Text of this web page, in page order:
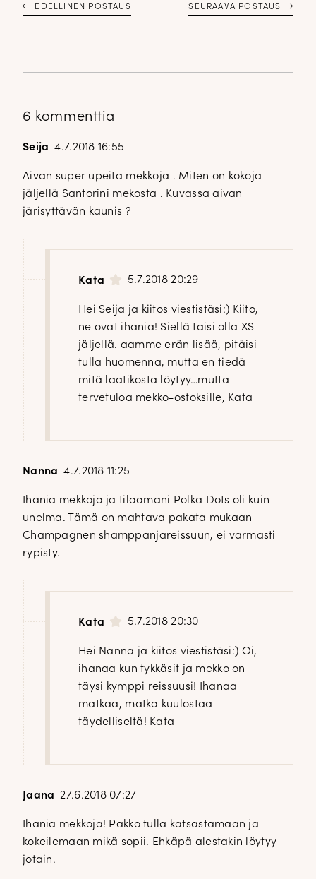
EDELLINEN POSTAUS SEURAAVA POSTAUS
6 kommenttia
Seija 4.7.2018 16:55
Aivan super upeita mekkoja . Miten on kokoja
jäljellä Santorini mekosta . Kuvassa aivan
järisyttävän kaunis ?
Kata 5.7.2018 20:29
Hei Seija ja kiitos viestistäsi:) Kiito,
ne ovat ihania! Siellä taisi olla XS
jäljellä. aamme erän lisää, pitäisi
tulla huomenna, mutta en tiedä
mitä laatikosta löytyy…mutta
tervetuloa mekko-ostoksille, Kata
Nanna 4.7.2018 11:25
Ihania mekkoja ja tilaamani Polka Dots oli kuin
unelma. Tämä on mahtava pakata mukaan
Champagnen shamppanjareissuun, ei varmasti
rypisty.
Kata 5.7.2018 20:30
Hei Nanna ja kiitos viestistäsi:) Oi,
ihanaa kun tykkäsit ja mekko on
täysi kymppi reissuusi! Ihanaa
matkaa, matka kuulostaa
täydelliseltä! Kata
Jaana 27.6.2018 07:27
Ihania mekkoja! Pakko tulla katsastamaan ja
kokeilemaan mikä sopii. Ehkäpä alestakin löytyy
jotain.